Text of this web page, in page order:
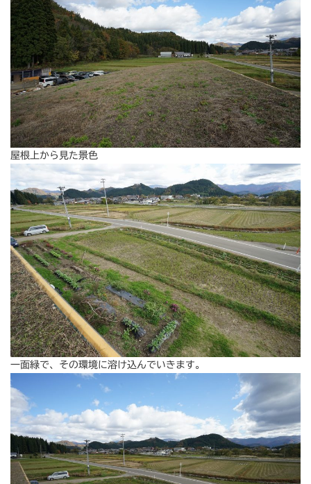
屋根上から見た景色
一面緑で、その環境に溶け込んでいきます。